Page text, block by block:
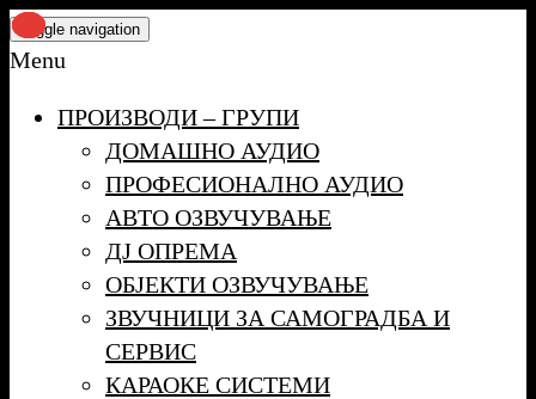
Skip
to
content
Toggle navigation
Menu
ПРОИЗВОДИ – ГРУПИ
ДОМАШНО АУДИО
ПРОФЕСИОНАЛНО АУДИО
АВТО ОЗВУЧУВАЊЕ
ДЈ ОПРЕМА
ОБЈЕКТИ ОЗВУЧУВАЊЕ
ЗВУЧНИЦИ ЗА САМОГРАДБА И
СЕРВИС
КАРАОКЕ СИСТЕМИ